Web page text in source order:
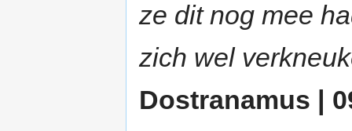
ze dit nog mee
zich wel
Dostranamus |